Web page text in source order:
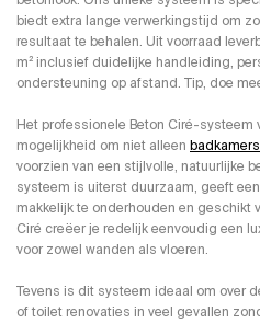
biedt extra lange verwerkingstijd om
resultaat te behalen. Uit voorraad
m² inclusief duidelijke handleiding,
ondersteuning op afstand. Tip, doe
Het professionele Beton Ciré-systeem
mogelijkheid om niet alleen badkamers
voorzien van een stijlvolle, natuurlijke
systeem is uiterst duurzaam, geeft
makkelijk te onderhouden en geschikt
Ciré creëer je redelijk eenvoudig een
voor zowel wanden als vloeren.
Tevens is dit systeem ideaal om over
of toilet renovaties in veel gevallen